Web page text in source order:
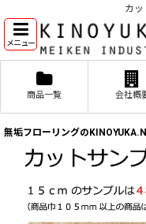
カ
メニュー
商品一覧 会社概
無垢フローリングの